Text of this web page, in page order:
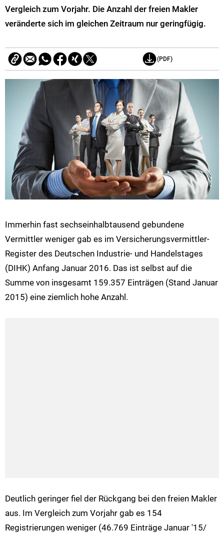
Vergleich zum Vorjahr. Die Anzahl der freien Makler
veränderte sich im gleichen Zeitraum nur geringfügig.
(PDF)
Immerhin fast sechseinhalbtausend gebundene
Vermittler weniger gab es im Versicherungsvermittler-
Register des Deutschen Industrie- und Handelstages
(DIHK) Anfang Januar 2016. Das ist selbst auf die
Summe von insgesamt 159.357 Einträgen (Stand Januar
2015) eine ziemlich hohe Anzahl.
Deutlich geringer fiel der Rückgang bei den freien Makler
aus. Im Vergleich zum Vorjahr gab es 154
Registrierungen weniger (46.769 Einträge Januar '15/